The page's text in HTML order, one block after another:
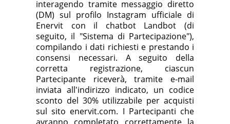
interagendo tramite messaggio diretto
(DM) sul profilo Instagram ufficiale di
Enervit con il chatbot Landbot (di
seguito, il "Sistema di Partecipazione"),
compilando i dati richiesti e prestando i
consensi necessari. A seguito della
corretta registrazione, ciascun
Partecipante riceverà, tramite e-mail
inviata all'indirizzo indicato, un codice
sconto del 30% utilizzabile per acquisti
sul sito enervit.com. I Partecipanti che